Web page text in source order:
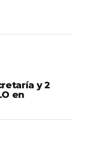
y 2
en